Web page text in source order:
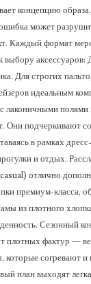
концепцию
ошибка может
Каждый формат
выбору аксессуаров:
Для строгих
идеальным
лаконичными
Они подчеркивают
в рамках
и отдых.
отлично
премиум-класса,
из плотного
Сезонный
плотных фактур —
которые согревают и
план выходят